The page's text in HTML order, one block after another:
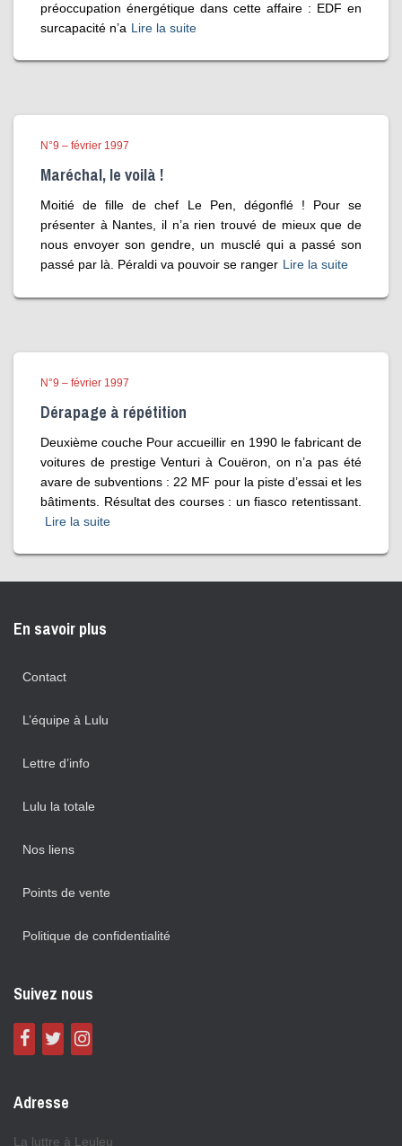
préoccupation énergétique dans cette affaire : EDF en
surcapacité n’a Lire la suite
N°9 – février 1997
Maréchal, le voilà !
Moitié de fille de chef Le Pen, dégonflé ! Pour se
présenter à Nantes, il n’a rien trouvé de mieux que de
nous envoyer son gendre, un musclé qui a passé son
passé par là. Péraldi va pouvoir se ranger Lire la suite
N°9 – février 1997
Dérapage à répétition
Deuxième couche Pour accueillir en 1990 le fabricant de
voitures de prestige Venturi à Couëron, on n’a pas été
avare de subventions : 22 MF pour la piste d’essai et les
bâtiments. Résultat des courses : un fiasco retentissant.
Lire la suite
En savoir plus
Contact
L’équipe à Lulu
Lettre d’info
Lulu la totale
Nos liens
Points de vente
Politique de confidentialité
Suivez nous
Adresse
La luttre à Leuleu